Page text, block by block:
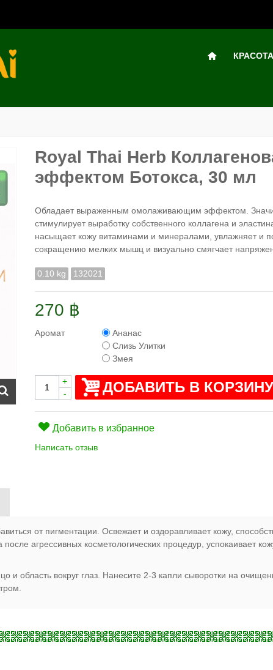
КРАСОТА
Royal Thai Herb
эффектом Ботокса, 30 мл
Обладает выраженным омолаживающим эффектом.
стимулирует выработку собственного коллагена и
насыщает кожу витаминами и минералами, увлажняет и
сокращению мелких мышц и визуально смягчает
0.10 kg 132021
270 ฿
Аромат
Ананас
Слизь Улитки
Змея
-
+ ДОБАВИТЬ В КОРЗИНУ
Добавить в избранное
Написать отзыв
от пигментации. Освежает и оздоравливает кожу,
агрессивных косметологических процедур, успокаивает
и область вокруг глаз. Нанесите 2-3 капли сыворотки на